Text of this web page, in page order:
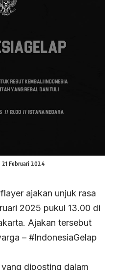
21 Februari 2024
ajakan unjuk rasa
2025 pukul 13.00 di
Ajakan tersebut
– #IndonesiaGelap
diposting dalam